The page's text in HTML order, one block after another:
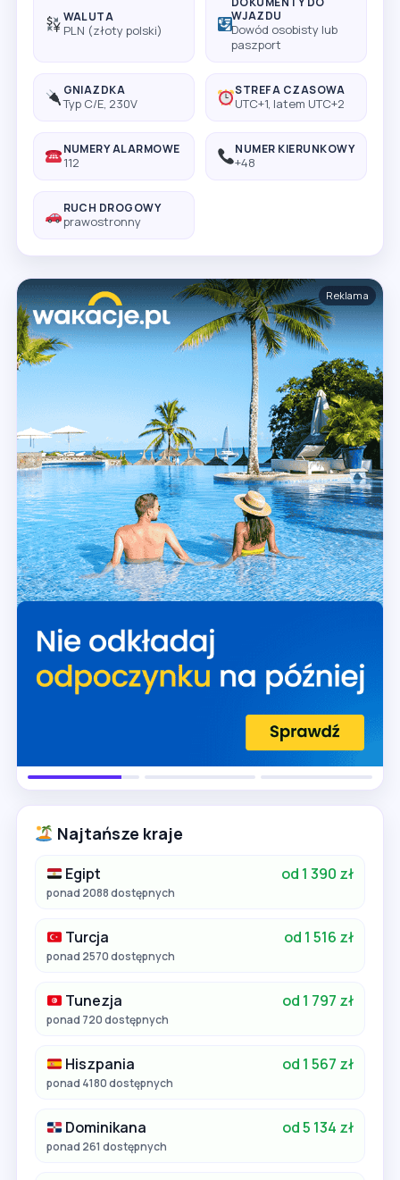
WALUTA
PLN (złoty polski)
WJAZDU
Dowód osobisty lub
paszport
GNIAZDKA
Typ C/E, 230V
STREFA CZASOWA
UTC+1, latem UTC+2
NUMERY ALARMOWE
112
NUMER KIERUNKOWY
+48
RUCH DROGOWY
prawostronny
Reklama
Najtańsze kraje
Egipt od 1 390 zł
ponad 2088 dostępnych
Turcja od 1 516 zł
ponad 2570 dostępnych
Tunezja od 1 797 zł
ponad 720 dostępnych
Hiszpania od 1 567 zł
ponad 4180 dostępnych
Dominikana od 5 134 zł
ponad 261 dostępnych